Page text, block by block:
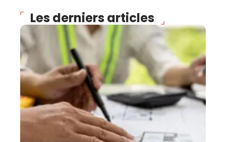
Les derniers articles